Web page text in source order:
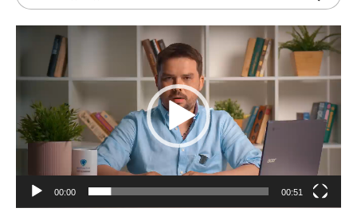
Видеоплеер
00:00 00:51